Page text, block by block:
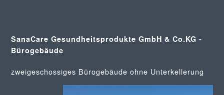
SanaCare Gesundheitsprodukte GmbH & Co.KG -
Bürogebäude
zweigeschossiges Bürogebäude ohne Unterkellerung